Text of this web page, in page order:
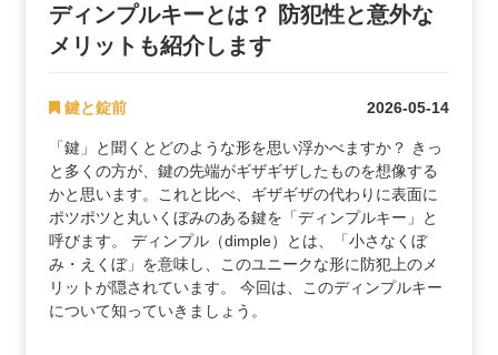
ディンプルキーとは？ 防犯性と意外な
メリットも紹介します
鍵と錠前 2026-05-14
「鍵」と聞くとどのような形を思い浮かべますか？ きっ
と多くの方が、鍵の先端がギザギザしたものを想像する
かと思います。これと比べ、ギザギザの代わりに表面に
ポツポツと丸いくぼみのある鍵を「ディンプルキー」と
呼びます。 ディンプル（dimple）とは、「小さなくぼ
み・えくぼ」を意味し、このユニークな形に防犯上のメ
リットが隠されています。 今回は、このディンプルキー
について知っていきましょう。